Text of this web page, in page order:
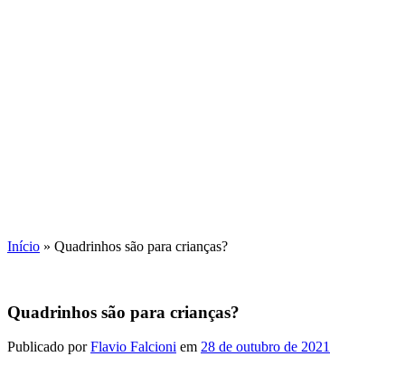
Início » Quadrinhos são para crianças?
Quadrinhos são para crianças?
Publicado porFlavio Falcioni em 28 de outubro de 2021